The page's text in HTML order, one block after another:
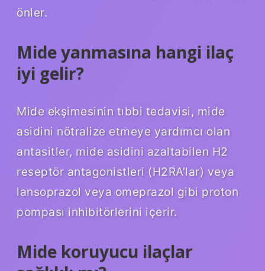
önler.
Mide yanmasına hangi ilaç
iyi gelir?
Mide ekşimesinin tıbbi tedavisi, mide
asidini nötralize etmeye yardımcı olan
antasitler, mide asidini azaltabilen H2
reseptör antagonistleri (H2RA’lar) veya
lansoprazol veya omeprazol gibi proton
pompası inhibitörlerini içerir.
Mide koruyucu ilaçlar